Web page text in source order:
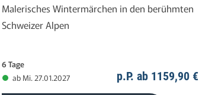
Malerisches Wintermärchen in den berühmten
Schweizer Alpen
6 Tage
ab Mi. 27.01.2027
p.P. ab 1159,90 €